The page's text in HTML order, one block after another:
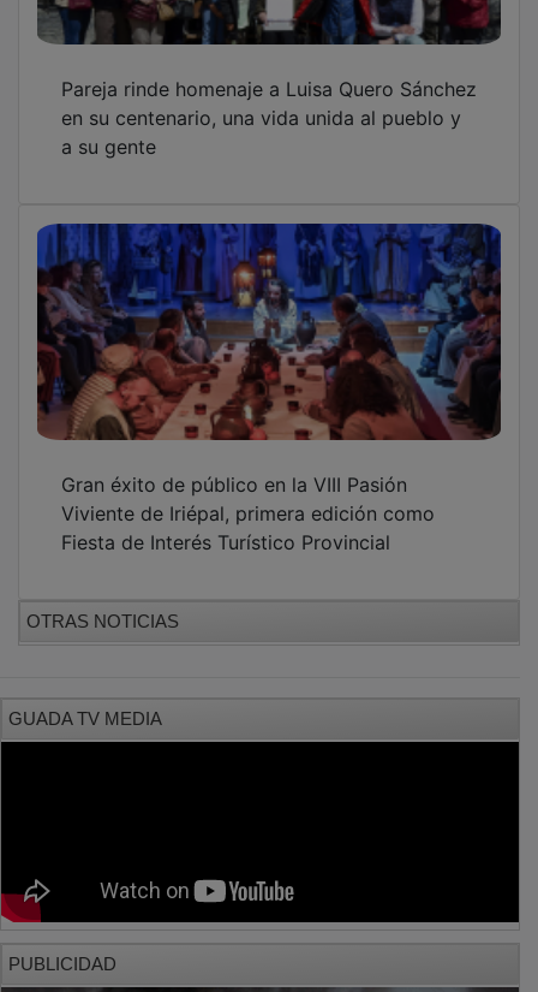
en su centenario, una vida unida al pueblo y
a su gente
Viviente de Iriépal, primera edición como
Fiesta de Interés Turístico Provincial
OTRAS NOTICIAS